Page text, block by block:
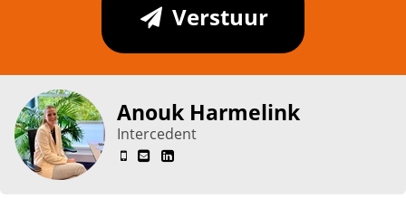
Anouk Harmelink
Intercedent
Verstuur